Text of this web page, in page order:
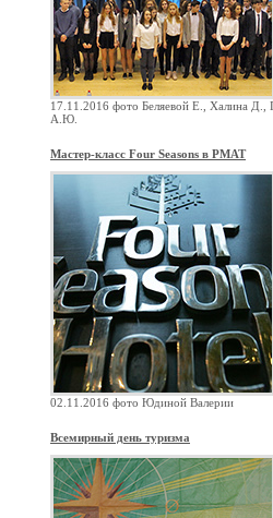
17.11.2016 фото Беляевой Е., Халина Д.,
А.Ю.
Мастер-класс Four Seasons в РМАТ
02.11.2016 фото Юдиной Валерии
Всемирный день туризма